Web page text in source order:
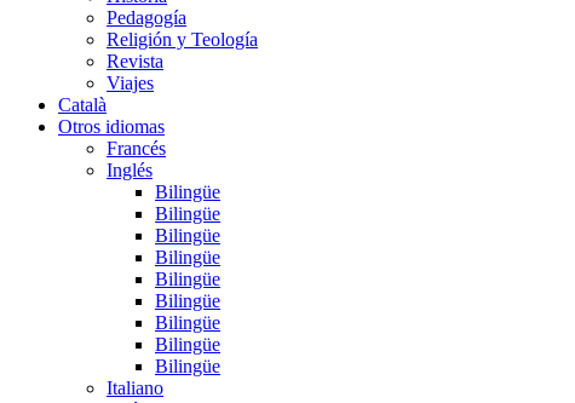
Pedagogía
Religión y Teología
Revista
Viajes
Català
Otros idiomas
Francés
Inglés
Bilingüe
Bilingüe
Bilingüe
Bilingüe
Bilingüe
Bilingüe
Bilingüe
Bilingüe
Bilingüe
Italiano